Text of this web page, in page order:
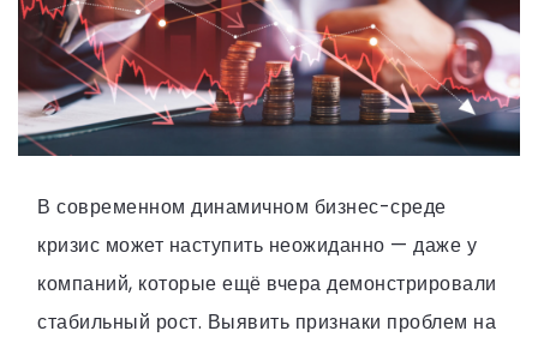
В современном динамичном бизнес-среде
кризис может наступить неожиданно — даже у
компаний, которые ещё вчера демонстрировали
стабильный рост. Выявить признаки проблем на